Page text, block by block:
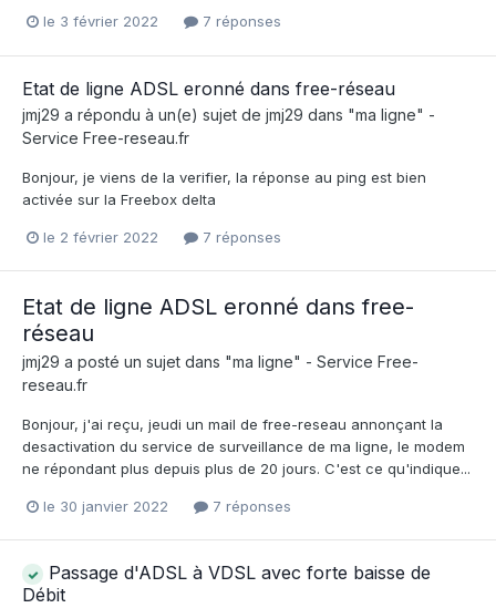
le 3 février 2022 7 réponses
Etat de ligne ADSL eronné dans free-réseau
jmj29 a répondu à un(e) sujet de jmj29 dans "ma ligne" -
Service Free-reseau.fr
Bonjour, je viens de la verifier, la réponse au ping est bien
activée sur la Freebox delta
le 2 février 2022 7 réponses
Etat de ligne ADSL eronné dans free-
réseau
jmj29 a posté un sujet dans "ma ligne" - Service Free-
reseau.fr
Bonjour, j'ai reçu, jeudi un mail de free-reseau annonçant la
desactivation du service de surveillance de ma ligne, le modem
ne répondant plus depuis plus de 20 jours. C'est ce qu'indique...
le 30 janvier 2022 7 réponses
Passage d'ADSL à VDSL avec forte baisse de
Débit